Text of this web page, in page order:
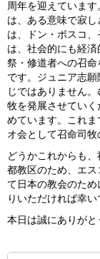
周年を迎えていま
は、ある意味で寂
は、ドン・ボスコ
は、社会的にも経
祭・修道者への召
です。ジュニア志
じではありません
牧を発展させてい
めています。これ
オ会として召命司牧
どうかこれからも
都教区のため、エ
て日本の教会のた
りいただければ幸い
本日は誠にありがと